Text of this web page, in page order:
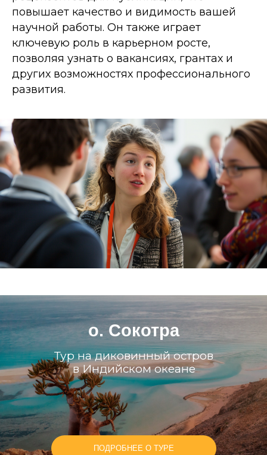
повышает качество и видимость вашей
научной работы. Он также играет
ключевую роль в карьерном росте,
позволяя узнать о вакансиях, грантах и
других возможностях профессионального
развития.
о. Сокотра
Тур на диковинный остров
в Индийском океане
ПОДРОБНЕЕ О ТУРЕ